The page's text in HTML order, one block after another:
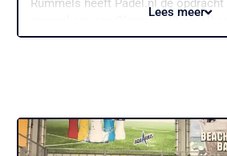
Rummels heeft Padel.nl de opdracht
gegund om een Classic 100
De afwerking met 12mm glas,
Lees meer